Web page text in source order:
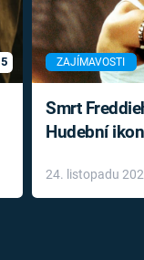
5 ZAJÍMAVOSTI
Smrt
Hudební
léky
24. listopadu